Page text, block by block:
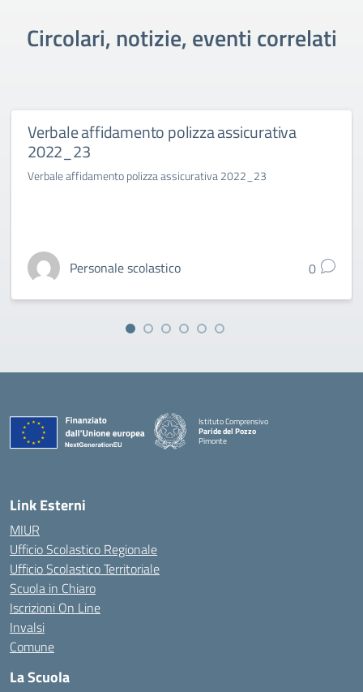
Circolari, notizie, eventi correlati
Verbale affidamento polizza assicurativa
2022_23
Verbale affidamento polizza assicurativa 2022_23
Personale scolastico 0
Istituto Comprensivo
Paride del Pozzo
Pimonte
Link Esterni
MIUR
Ufficio Scolastico Regionale
Ufficio Scolastico Territoriale
Scuola in Chiaro
Iscrizioni On Line
Invalsi
Comune
La Scuola